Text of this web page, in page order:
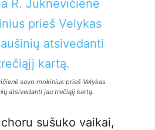
savo mokinius prieš Velykas
atsivedanti jau trečiąjį kartą.
choru sušuko vaikai,